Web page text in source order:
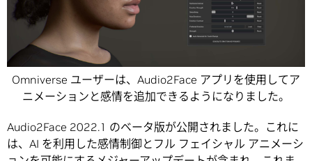
Omniverse ユーザーは、Audio2Face アプリを使用してア
ニメーションと感情を追加できるようになりました。
Audio2Face 2022.1 のベータ版が公開されました。これに
は、AI を利用した感情制御とフル フェイシャル アニメーシ